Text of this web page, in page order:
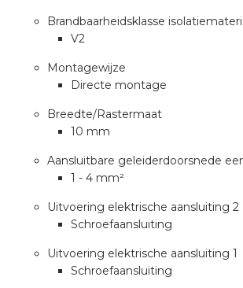
Brandbaarheidsklasse
V2
Montagewijze
Directe montage
Breedte/Rastermaat
10 mm
Aansluitbare geleiderdoorsnede
1 - 4 mm²
Uitvoering elektrische aansluiting 2
Schroefaansluiting
Uitvoering elektrische aansluiting 1
Schroefaansluiting
installeren in beton
installeren in de tuinbouw
stekerbare vlakkabel
RST®